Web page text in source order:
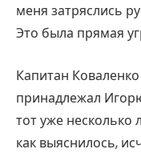
меня затряслись
Это была прямая
Капитан
принадлежал
тот уже несколько
как выяснилось,